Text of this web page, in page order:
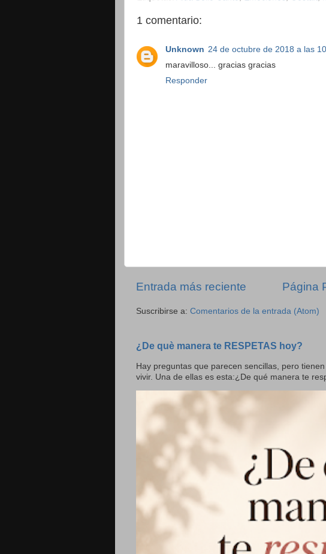
1 comentario:
Unknown 24 de octubre de 2018 a las
maravilloso... gracias gracias
Responder
Entrada más reciente Página
Suscribirse a: Comentarios de la entrada (Atom)
¿De què manera te RESPETAS hoy?
Hay preguntas que parecen sencillas, pero
vivir. Una de ellas es esta:¿De qué manera te